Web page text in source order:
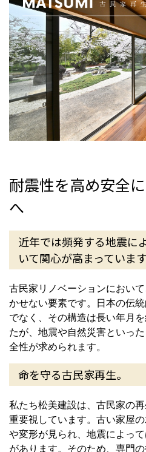
耐震性を高め安全
へ
近年では頻発する地震に
いて関心が高まっています
古民家リノベーションにおい
かせない要素です。日本の伝
でなく、その構造は長い年月
たが、地震や自然災害といっ
全性が求められます。
命を守る古民家再生。
私たち松美建設は、古民家の
重要視しています。古い家屋
や変形が見られ、地震によっ
があります。そのため、専門